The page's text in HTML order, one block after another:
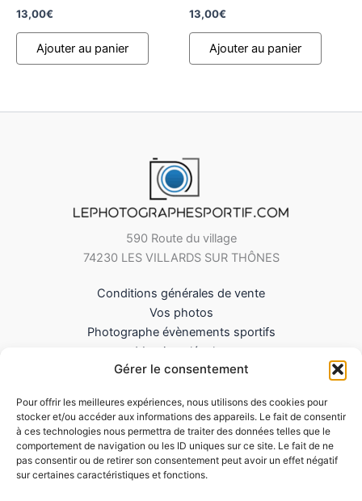
Gérer le consentement
Pour offrir les meilleures expériences, nous utilisons des cookies pour
stocker et/ou accéder aux informations des appareils. Le fait de consentir
à ces technologies nous permettra de traiter des données telles que le
comportement de navigation ou les ID uniques sur ce site. Le fait de ne
pas consentir ou de retirer son consentement peut avoir un effet négatif
sur certaines caractéristiques et fonctions.
13,00€
Ajouter au panier
13,00€
Ajouter au panier
590 Route du village
74230 LES VILLARDS SUR THÔNES
Conditions générales de vente
Vos photos
Photographe évènements sportifs
Mentions légales
Mes Téléchargements
Politique de cookies (UE)